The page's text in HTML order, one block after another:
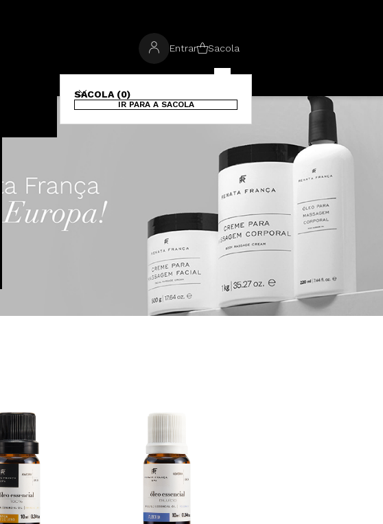
Entrar Sacola
SACOLA (0)
IR PARA A SACOLA